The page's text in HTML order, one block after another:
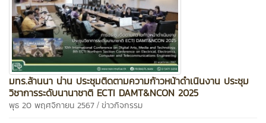
มทร.ล้านนา น่าน ประชุมติดตามความก้าวหน้าดำเนินงาน ประชุม
วิชาการระดับนานาชาติ ECTI DAMT&NCON 2025
พุธ 20 พฤศจิกายน 2567 / ข่าวกิจกรรม